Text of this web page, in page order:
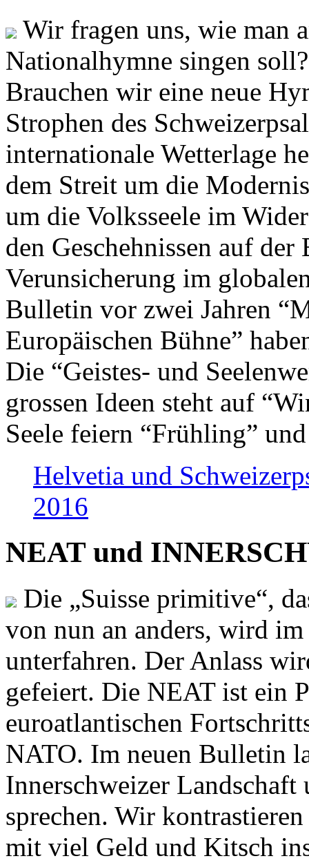
Wir fragen uns, wie man
Nationalhymne singen
Brauchen wir eine neue
Strophen des
internationale Wetterlage
dem Streit um die
um die Volksseele im
den Geschehnissen auf
Verunsicherung im
Bulletin vor zwei Jahren
Europäischen Bühne”
Die “Geistes- und
grossen Ideen steht auf
Seele feiern “Frühling”
Helvetia und
2016
NEAT und
Die „Suisse primitive“,
von nun an anders, wird
unterfahren. Der Anlass
gefeiert. Die NEAT ist ein
euroatlantischen
NATO. Im neuen Bulletin
Innerschweizer
sprechen. Wir
mit viel Geld und Kitsch